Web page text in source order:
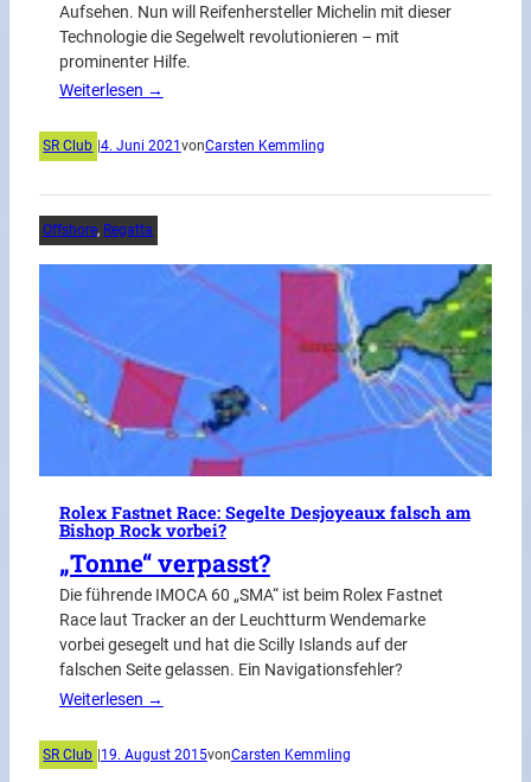
Aufsehen. Nun will Reifenhersteller Michelin mit dieser
Technologie die Segelwelt revolutionieren – mit
prominenter Hilfe.
Weiterlesen →
SR Club 4. Juni 2021 vonCarsten Kemmling
Offshore, Regatta
Rolex Fastnet Race: Segelte Desjoyeaux falsch am
Bishop Rock vorbei?
„Tonne“ verpasst?
Die führende IMOCA 60 „SMA“ ist beim Rolex Fastnet
Race laut Tracker an der Leuchtturm Wendemarke
vorbei gesegelt und hat die Scilly Islands auf der
falschen Seite gelassen. Ein Navigationsfehler?
Weiterlesen →
SR Club |19. August 2015vonCarsten Kemmling